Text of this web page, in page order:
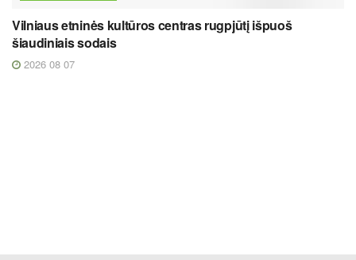
Vilniaus etninės kultūros centras rugpjūtį išpuoš
šiaudiniais sodais
2026 08 07